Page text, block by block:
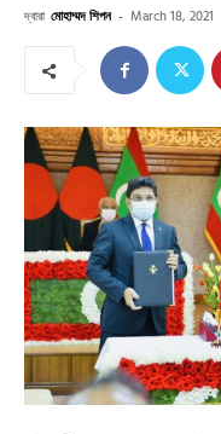
দ্বারা মোহাম্মদ শিপন - March 18, 2021